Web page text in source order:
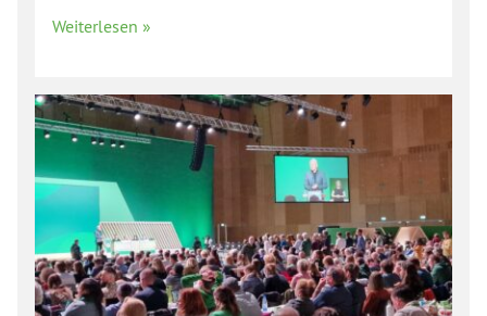
Weiterlesen »